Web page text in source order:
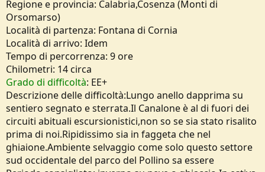
n
e
Regione e provincia: Calabria,Cosenza (Monti di
Orsomarso)
Località di partenza: Fontana di Cornia
Località di arrivo: Idem
Tempo di percorrenza: 9 ore
Chilometri: 14 circa
Grado di difficoltà: EE+
Descrizione delle difficoltà:Lungo anello dapprima su
sentiero segnato e sterrata.Il Canalone è al di fuori dei
circuiti abituali escursionistici,non so se sia stato risalito
prima di noi.Ripidissimo sia in faggeta che nel
ghiaione.Ambiente selvaggio come solo questo settore
sud occidentale del parco del Pollino sa essere